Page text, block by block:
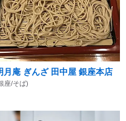
月庵 ぎんざ 田中屋 銀座本店
座/そば)